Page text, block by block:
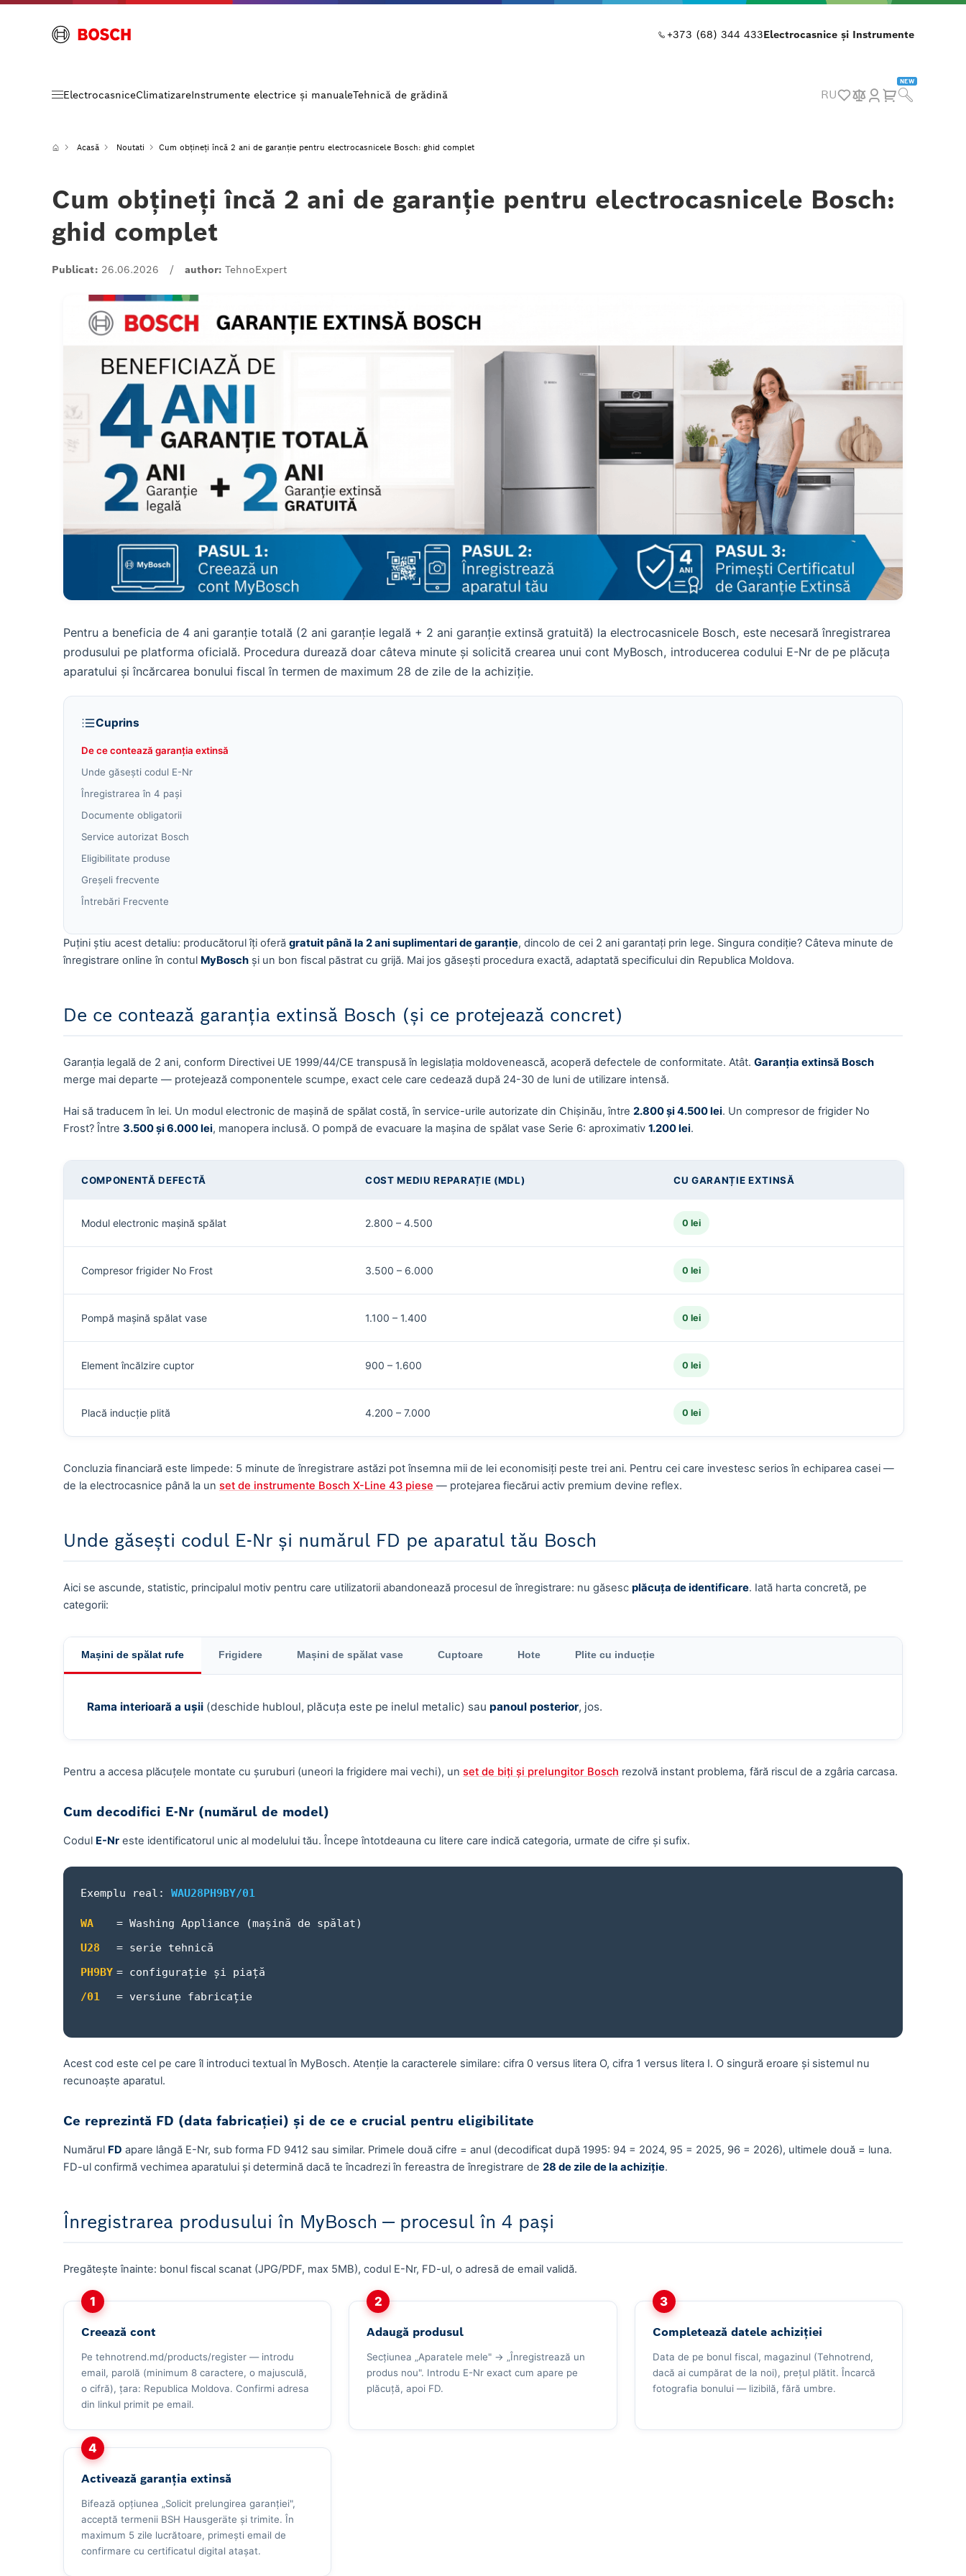
+373 (68) 344 433Electrocasnice și Instrumente
ElectrocasniceClimatizareInstrumente electrice și manualeTehnică de grădină RU
NEW
Acasă Noutati Cum obțineți încă 2 ani de garanție pentru electrocasnicele Bosch: ghid complet
Cum obțineți încă 2 ani de garanție pentru electrocasnicele Bosch:
ghid complet
Publicat: 26.06.2026 / author: TehnoExpert
Pentru a beneficia de 4 ani garanție totală (2 ani garanție legală + 2 ani garanție extinsă gratuită) la electrocasnicele Bosch, este necesară înregistrarea
produsului pe platforma oficială. Procedura durează doar câteva minute și solicită crearea unui cont MyBosch, introducerea codului E-Nr de pe plăcuța
aparatului și încărcarea bonului fiscal în termen de maximum 28 de zile de la achiziție.
Cuprins
De ce contează garanția extinsă
Unde găsești codul E-Nr
Înregistrarea în 4 pași
Documente obligatorii
Service autorizat Bosch
Eligibilitate produse
Greșeli frecvente
Întrebări Frecvente
Puțini știu acest detaliu: producătorul îți oferă gratuit până la 2 ani suplimentari de garanție, dincolo de cei 2 ani garantați prin lege. Singura condiție? Câteva minute de
înregistrare online în contul MyBosch și un bon fiscal păstrat cu grijă. Mai jos găsești procedura exactă, adaptată specificului din Republica Moldova.
De ce contează garanția extinsă Bosch (și ce protejează concret)
Garanția legală de 2 ani, conform Directivei UE 1999/44/CE transpusă în legislația moldovenească, acoperă defectele de conformitate. Atât. Garanția extinsă Bosch
merge mai departe — protejează componentele scumpe, exact cele care cedează după 24-30 de luni de utilizare intensă.
Hai să traducem în lei. Un modul electronic de mașină de spălat costă, în service-urile autorizate din Chișinău, între 2.800 și 4.500 lei. Un compresor de frigider No
Frost? Între 3.500 și 6.000 lei, manopera inclusă. O pompă de evacuare la mașina de spălat vase Serie 6: aproximativ 1.200 lei.
COMPONENTĂ DEFECTĂ COST MEDIU REPARAȚIE (MDL) CU GARANȚIE EXTINSĂ
Modul electronic mașină spălat 2.800 – 4.500 0 lei
Compresor frigider No Frost 3.500 – 6.000 0 lei
Pompă mașină spălat vase 1.100 – 1.400 0 lei
Element încălzire cuptor 900 – 1.600 0 lei
Placă inducție plită 4.200 – 7.000 0 lei
Concluzia financiară este limpede: 5 minute de înregistrare astăzi pot însemna mii de lei economisiți peste trei ani. Pentru cei care investesc serios în echiparea casei —
de la electrocasnice până la un set de instrumente Bosch X-Line 43 piese — protejarea fiecărui activ premium devine reflex.
Unde găsești codul E-Nr și numărul FD pe aparatul tău Bosch
Aici se ascunde, statistic, principalul motiv pentru care utilizatorii abandonează procesul de înregistrare: nu găsesc plăcuța de identificare. Iată harta concretă, pe
categorii:
Mașini de spălat rufe Frigidere Mașini de spălat vase Cuptoare Hote Plite cu inducție
Rama interioară a ușii (deschide hubloul, plăcuța este pe inelul metalic) sau panoul posterior, jos.
Pentru a accesa plăcuțele montate cu șuruburi (uneori la frigidere mai vechi), un set de biți și prelungitor Bosch rezolvă instant problema, fără riscul de a zgâria carcasa.
Cum decodifici E-Nr (numărul de model)
Codul E-Nr este identificatorul unic al modelului tău. Începe întotdeauna cu litere care indică categoria, urmate de cifre și sufix.
Exemplu real: WAU28PH9BY/01
WA
= Washing Appliance (mașină de spălat)
U28
= serie tehnică
PH9BY = configurație și piață
/01
= versiune fabricație
Acest cod este cel pe care îl introduci textual în MyBosch. Atenție la caracterele similare: cifra 0 versus litera O, cifra 1 versus litera I. O singură eroare și sistemul nu
recunoaște aparatul.
Ce reprezintă FD (data fabricației) și de ce e crucial pentru eligibilitate
Numărul FD apare lângă E-Nr, sub forma FD 9412 sau similar. Primele două cifre = anul (decodificat după 1995: 94 = 2024, 95 = 2025, 96 = 2026), ultimele două = luna.
FD-ul confirmă vechimea aparatului și determină dacă te încadrezi în fereastra de înregistrare de 28 de zile de la achiziție.
Înregistrarea produsului în MyBosch — procesul în 4 pași
Pregătește înainte: bonul fiscal scanat (JPG/PDF, max 5MB), codul E-Nr, FD-ul, o adresă de email validă.
1
Creează cont
Pe tehnotrend.md/products/register — introdu
email, parolă (minimum 8 caractere, o majusculă,
o cifră), țara: Republica Moldova. Confirmi adresa
din linkul primit pe email.
2
Adaugă produsul
Secțiunea „Aparatele mele" → „Înregistrează un
produs nou". Introdu E-Nr exact cum apare pe
plăcuță, apoi FD.
3
Completează datele achiziției
Data de pe bonul fiscal, magazinul (Tehnotrend,
dacă ai cumpărat de la noi), prețul plătit. Încarcă
fotografia bonului — lizibilă, fără umbre.
4
Activează garanția extinsă
Bifează opțiunea „Solicit prelungirea garanției",
acceptă termenii BSH Hausgeräte și trimite. În
maximum 5 zile lucrătoare, primești email de
confirmare cu certificatul digital atașat.